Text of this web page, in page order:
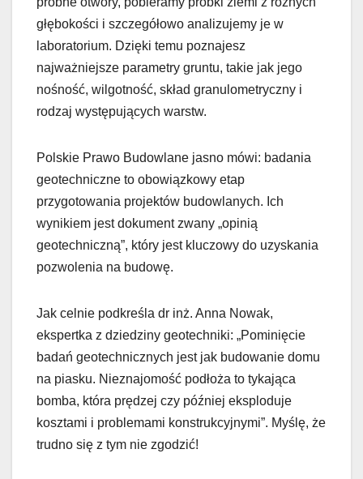
głębokości i szczegółowo analizujemy je w
laboratorium. Dzięki temu poznajesz
najważniejsze parametry gruntu, takie jak jego
nośność, wilgotność, skład granulometryczny i
rodzaj występujących warstw.
Polskie Prawo Budowlane jasno mówi: badania
geotechniczne to obowiązkowy etap
przygotowania projektów budowlanych. Ich
wynikiem jest dokument zwany „opinią
geotechniczną”, który jest kluczowy do uzyskania
pozwolenia na budowę.
Jak celnie podkreśla dr inż. Anna Nowak,
ekspertka z dziedziny geotechniki: „Pominięcie
badań geotechnicznych jest jak budowanie domu
na piasku. Nieznajomość podłoża to tykająca
bomba, która prędzej czy później eksploduje
kosztami i problemami konstrukcyjnymi”. Myślę, że
trudno się z tym nie zgodzić!